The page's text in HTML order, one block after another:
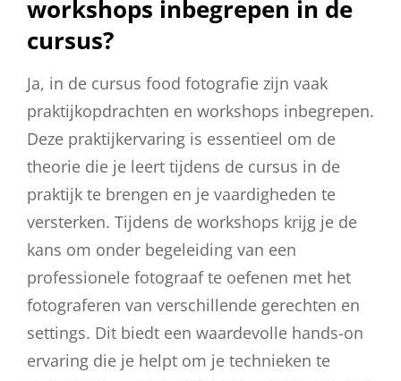
workshops inbegrepen in de
cursus?
Ja, in de cursus food fotografie zijn vaak
praktijkopdrachten en workshops inbegrepen.
Deze praktijkervaring is essentieel om de
theorie die je leert tijdens de cursus in de
praktijk te brengen en je vaardigheden te
versterken. Tijdens de workshops krijg je de
kans om onder begeleiding van een
professionele fotograaf te oefenen met het
fotograferen van verschillende gerechten en
settings. Dit biedt een waardevolle hands-on
ervaring die je helpt om je technieken te